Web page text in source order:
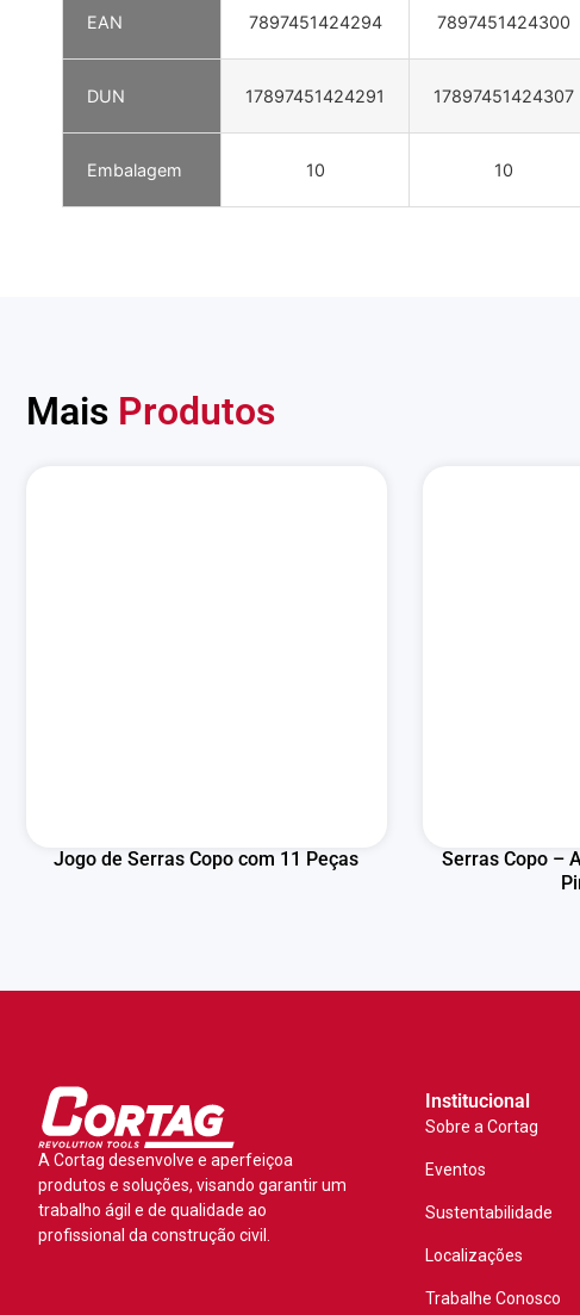
EAN 7897451424294 7897451424300
DUN 17897451424291 17897451424307
Embalagem 10 10
Mais Produtos
Jogo de Serras Copo com 11 Peças
Serras Copo –
A Cortag desenvolve e aperfeiçoa
produtos e soluções, visando garantir um
trabalho ágil e de qualidade ao
profissional da construção civil.
Institucional
Sobre a Cortag
Eventos
Sustentabilidade
Localizações
Trabalhe Conosco